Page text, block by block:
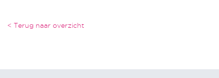
< Terug naar overzicht